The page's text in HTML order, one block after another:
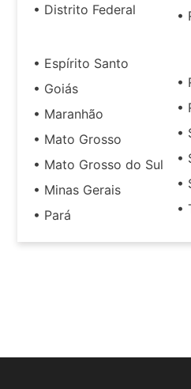
• Distrito Federal
• Espírito Santo
• Goiás
• Maranhão
• Mato Grosso
• Mato Grosso do Sul
• Minas Gerais
• Pará
•
•
•
•
•
•
•